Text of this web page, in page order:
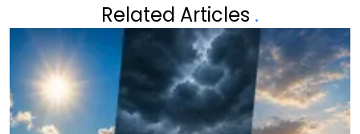
Related Articles .